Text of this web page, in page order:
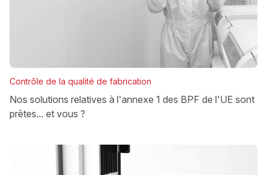
Contrôle de la qualité de fabrication
Nos solutions relatives à l'annexe 1 des BPF de l'UE sont
prêtes... et vous ?